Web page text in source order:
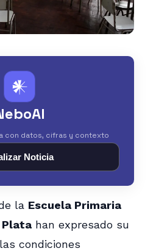
𒀭
con datos, cifras y contexto
Noticia
la Escuela Primaria
Platahan expresado su
condiciones